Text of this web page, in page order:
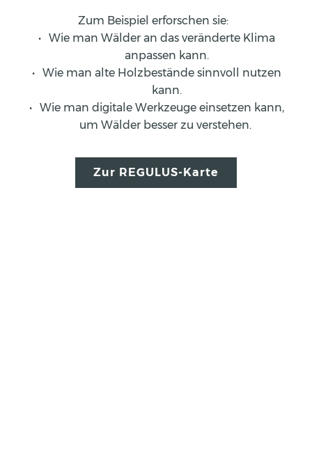
Zum Beispiel erforschen sie:
Wie man Wälder an das veränderte Klima
anpassen kann.
Wie man alte Holzbestände sinnvoll nutzen
kann.
Wie man digitale Werkzeuge einsetzen kann,
um Wälder besser zu verstehen.
Zur REGULUS-Karte